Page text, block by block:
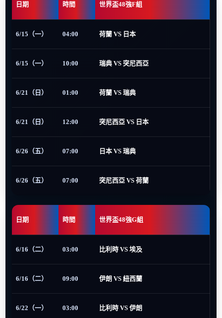
日期 時間 世界盃48強F組
6/15（一） 04:00 荷蘭 VS 日本
6/15（一） 10:00 瑞典 VS 突尼西亞
6/21（日） 01:00 荷蘭 VS 瑞典
6/21（日） 12:00 突尼西亞 VS 日本
6/26（五） 07:00 日本 VS 瑞典
6/26（五） 07:00 突尼西亞 VS 荷蘭
日期 時間 世界盃48強G組
6/16（二） 03:00 比利時 VS 埃及
6/16（二） 09:00 伊朗 VS 紐西蘭
6/22（一） 03:00 比利時 VS 伊朗